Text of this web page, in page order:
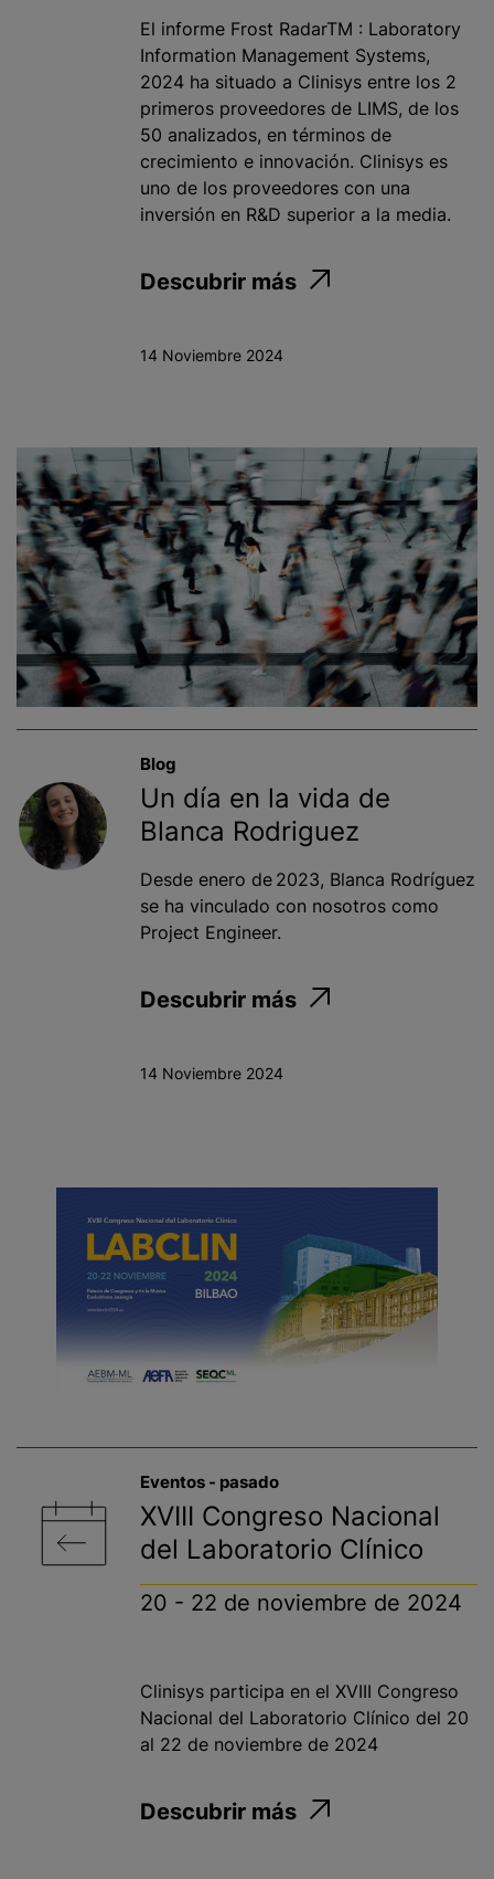
El informe Frost RadarTM : Laboratory
Information Management Systems,
2024 ha situado a Clinisys entre los 2
primeros proveedores de LIMS, de los
50 analizados, en términos de
crecimiento e innovación. Clinisys es
uno de los proveedores con una
inversión en R&D superior a la media.
Descubrir más
14 Noviembre 2024
Blog
Un día en la vida de
Blanca Rodriguez
Desde enero de 2023, Blanca Rodríguez
se ha vinculado con nosotros como
Project Engineer.
Descubrir más
14 Noviembre 2024
Eventos - pasado​
XVIII Congreso Nacional
del Laboratorio Clínico
20 - 22 de noviembre de 2024
Clinisys participa en el XVIII Congreso
Nacional del Laboratorio Clínico del 20
al 22 de noviembre de 2024
Descubrir más